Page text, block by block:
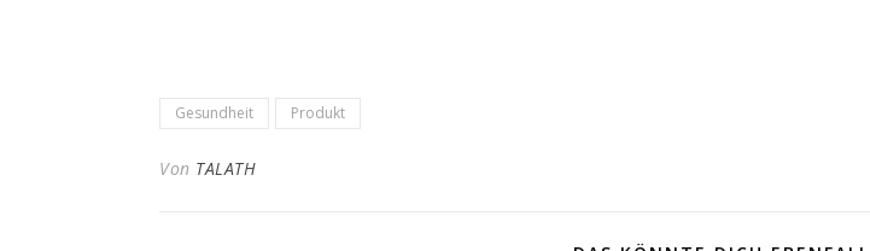
Gesundheit Produkt
Von TALATH